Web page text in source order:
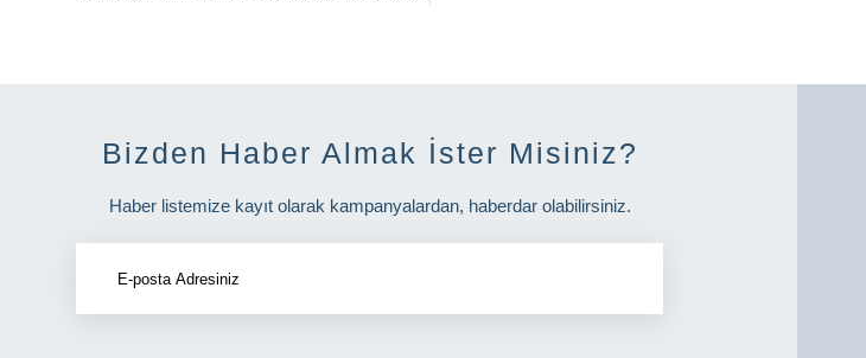
Bizden Haber Almak İster Misiniz?
Haber listemize kayıt olarak kampanyalardan, haberdar olabilirsiniz.